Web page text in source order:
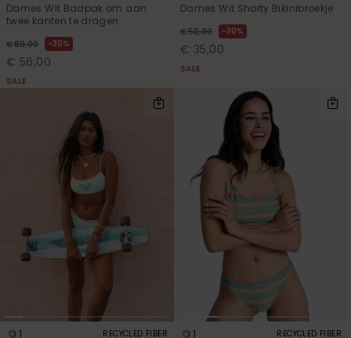
Dames Wit Badpak om aan
twee kanten te dragen
€ 80,00 30%
€ 56,00
SALE
Dames Wit Shorty Bikinibroekje
€ 50,00 30%
€ 35,00
SALE
1 RECYCLED FIBER 1 RECYCLED FIBER